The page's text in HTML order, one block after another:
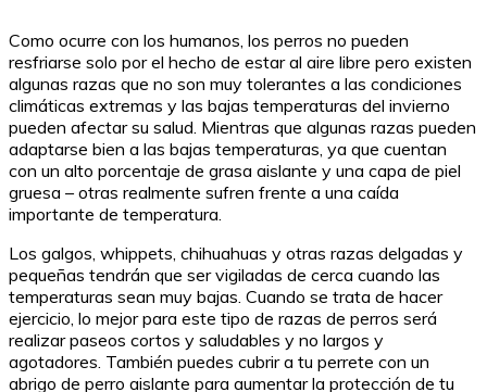
Como ocurre con los humanos, los perros no pueden
resfriarse solo por el hecho de estar al aire libre pero existen
algunas razas que no son muy tolerantes a las condiciones
climáticas extremas y las bajas temperaturas del invierno
pueden afectar su salud. Mientras que algunas razas pueden
adaptarse bien a las bajas temperaturas, ya que cuentan
con un alto porcentaje de grasa aislante y una capa de piel
gruesa – otras realmente sufren frente a una caída
importante de temperatura.
Los galgos, whippets, chihuahuas y otras razas delgadas y
pequeñas tendrán que ser vigiladas de cerca cuando las
temperaturas sean muy bajas. Cuando se trata de hacer
ejercicio, lo mejor para este tipo de razas de perros será
realizar paseos cortos y saludables y no largos y
agotadores. También puedes cubrir a tu perrete con un
abrigo de perro aislante para aumentar la protección de tu